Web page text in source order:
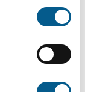
oder
Suchen